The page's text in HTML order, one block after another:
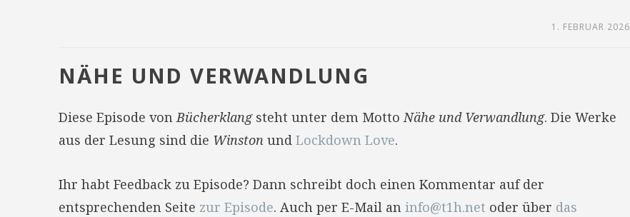
1. FEBRUAR 2026
NÄHE UND VERWANDLUNG
Diese Episode vonBücherklangsteht unter dem MottoNähe und Verwandlung. Die Werke
aus der Lesung sind die Winston und Lockdown Love.
Ihr habt Feedback zu Episode? Dann schreibt doch einen Kommentar auf der
entsprechenden Seite zur Episode. Auch per E-Mail an info@t1h.net oder über das